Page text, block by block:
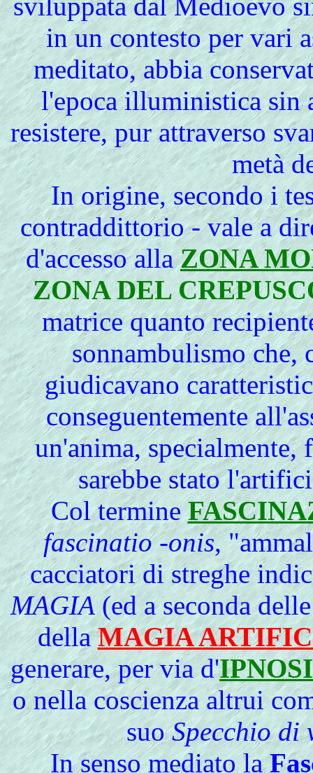
in un contesto per vari
meditato, abbia
l'epoca illuministica sin
resistere, pur attraverso
metà
Inorigine, secondo i
contraddittorio - vale a
d'accesso allaZONA
ZONA DEL
matrice quanto
sonnambulismo che,
giudicavano
conseguentemente
un'anima,
sarebbe stato
Coltermine
fascinatio -onis,
cacciatori di streghe
MAGIA(ed a seconda
dellaMAGIA
generare, per via d'IPNOSI
o nella coscienza altrui
suoSpecchio di
In senso mediato la